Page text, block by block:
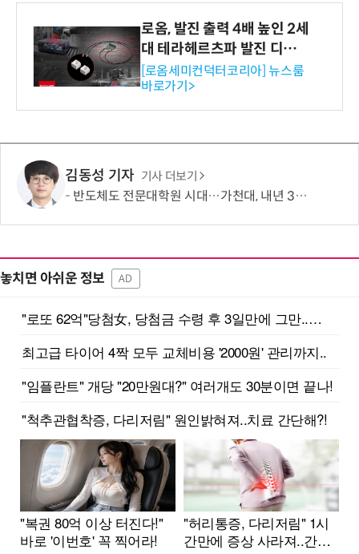
로옴, 발진 출력 4배 높인 2세
대 테라헤르츠파 발진 디바이
스 개발
[로옴세미컨덕터코리아] 뉴스룸
바로가기>
김동성 기자 기사 더보기
반도체도 전문대학원 시대…가천대, 내년 3월 30명 모집
놓치면 아쉬운 정보 AD